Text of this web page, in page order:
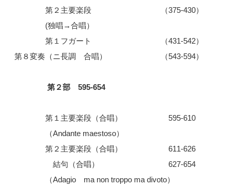
第２主要楽段 （375-430）
(独唱→合唱）
第１フガート （431-542）
第８変奏（ニ長調 合唱） （543-594）
第２部 595-654
第１主要楽段（合唱） 595-610
（Andante maestoso）
第２主要楽段（合唱） 611-626
結句（合唱） 627-654
（Adagio ma non troppo ma divoto）